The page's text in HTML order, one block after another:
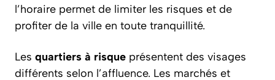
l’horaire permet de limiter les risques et de
profiter de la ville en toute tranquillité.
Les quartiers à risque présentent des visages
différents selon l’affluence. Les marchés et